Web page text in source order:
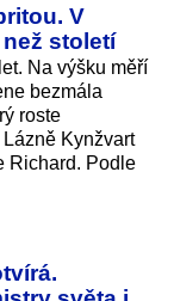
V
století
Na výšku měří
bezmála
roste
Kynžvart
Richard. Podle